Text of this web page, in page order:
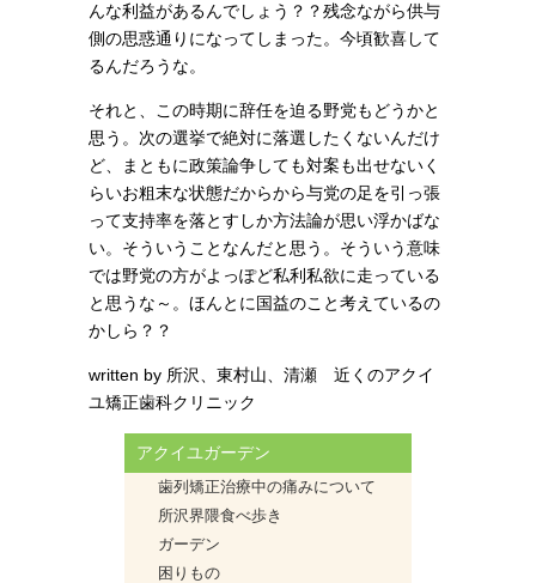
んな利益があるんでしょう？？残念ながら供与
側の思惑通りになってしまった。 今頃歓喜して
るんだろうな。
それと、この時期に辞任を迫る野党もどうかと
思う。次の選挙で絶対に落選したくないんだけ
ど、まともに政策論争しても対案も出せないく
らいお粗末な状態だからから与党の足を引っ張
って支持率を落とすしか方法論が思い浮かばな
い。そういうことなんだと思う。そういう意味
では野党の方がよっぽど私利私欲に走っている
と思うな～。ほんとに国益のこと考えているの
かしら？？
written by 所沢、東村山、清瀬 近くのアクイ
ユ矯正歯科クリニック
アクイユガーデン
歯列矯正治療中の痛みについて
所沢界隈食べ歩き
ガーデン
困りもの